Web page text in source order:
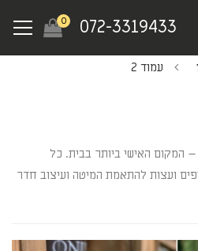
072-3319433
0
Menu
עמוד 2
המקום האישי ביותר בבית. כל
ועצות להתאמת המיטה ועיצוב חדר